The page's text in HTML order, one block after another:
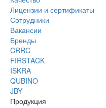
Лицензии и сертификаты
Сотрудники
Вакансии
Бренды
CRRC
FIRSTACK
ISKRA
QUBINO
JBY
Продукция